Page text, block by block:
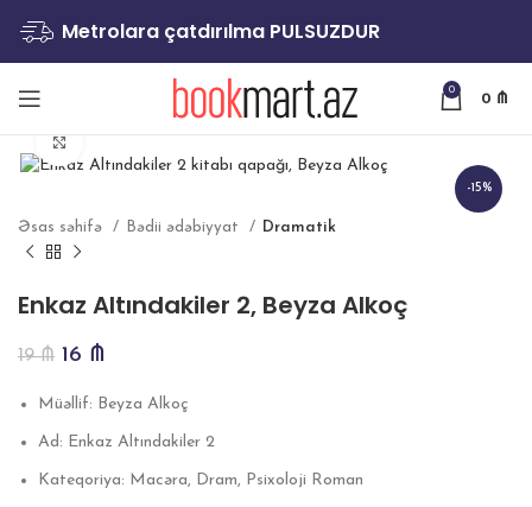
Metrolara çatdırılma PULSUZDUR
0
0 ₼
-15%
Əsas səhifə Bədii ədəbiyyat Dramatik
Enkaz Altındakiler 2, Beyza Alkoç
19₼ 16 ₼
Müəllif: Beyza Alkoç
Ad: Enkaz Altındakiler 2
Kateqoriya: Macəra, Dram, Psixoloji Roman